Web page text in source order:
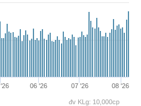
06 '26 07 '26 08 '26
đv KLg: 10,000cp